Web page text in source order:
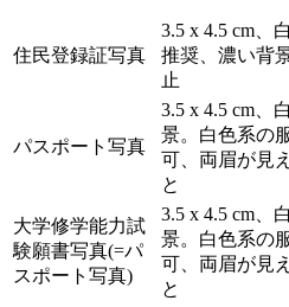
住民登録証写真
3.5 x 4.5 cm、
推奨、濃い背
止
パスポート写真
3.5 x 4.5 cm、
景。白色系の
可、両眉が見
と
大学修学能力試
験願書写真(=パ
スポート写真)
3.5 x 4.5 cm、
景。白色系の
可、両眉が見
と